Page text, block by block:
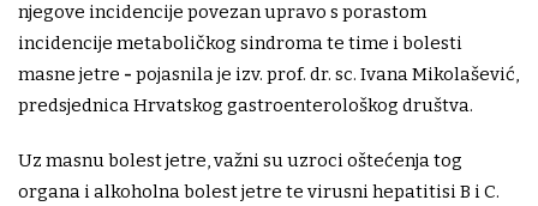
njegove incidencije povezan upravo s porastom
incidencije metaboličkog sindroma te time i bolesti
masne jetre - pojasnila je izv. prof. dr. sc. Ivana Mikolašević,
predsjednica Hrvatskog gastroenterološkog društva.
Uz masnu bolest jetre, važni su uzroci oštećenja tog
organa i alkoholna bolest jetre te virusni hepatitisi B i C.